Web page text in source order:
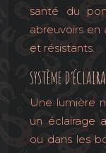
santé du
abreuvoirs en
et résistants.
SYSTÈME
Une lumière
un éclairage
ou dans les